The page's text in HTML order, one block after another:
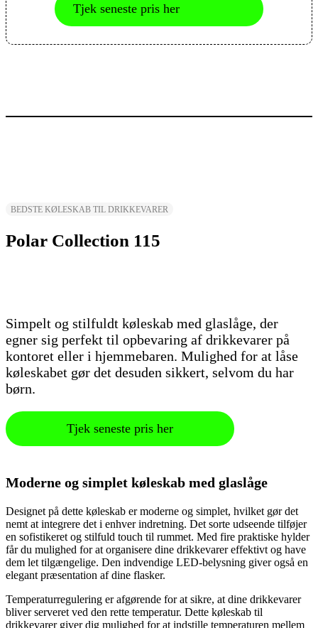
Tjek seneste pris her
BEDSTE KØLESKAB TIL DRIKKEVARER
Polar Collection 115
Simpelt og stilfuldt køleskab med glaslåge, der
egner sig perfekt til opbevaring af drikkevarer på
kontoret eller i hjemmebaren. Mulighed for at låse
køleskabet gør det desuden sikkert, selvom du har
børn.
Tjek seneste pris her
Moderne og simplet køleskab med glaslåge
Designet på dette køleskab er moderne og simplet, hvilket gør det
nemt at integrere det i enhver indretning. Det sorte udseende tilføjer
en sofistikeret og stilfuld touch til rummet. Med fire praktiske hylder
får du mulighed for at organisere dine drikkevarer effektivt og have
dem let tilgængelige. Den indvendige LED-belysning giver også en
elegant præsentation af dine flasker.
Temperaturregulering er afgørende for at sikre, at dine drikkevarer
bliver serveret ved den rette temperatur. Dette køleskab til
drikkevarer giver dig mulighed for at indstille temperaturen mellem